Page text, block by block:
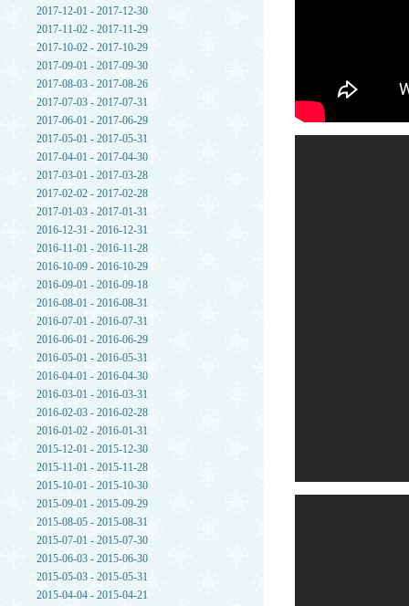
2017-12-01 - 2017-12-30
2017-11-02 - 2017-11-29
2017-10-02 - 2017-10-29
2017-09-01 - 2017-09-30
2017-08-03 - 2017-08-26
2017-07-03 - 2017-07-31
2017-06-01 - 2017-06-29
2017-05-01 - 2017-05-31
2017-04-01 - 2017-04-30
2017-03-01 - 2017-03-28
2017-02-02 - 2017-02-28
2017-01-03 - 2017-01-31
2016-12-31 - 2016-12-31
2016-11-01 - 2016-11-28
2016-10-09 - 2016-10-29
2016-09-01 - 2016-09-18
2016-08-01 - 2016-08-31
2016-07-01 - 2016-07-31
2016-06-01 - 2016-06-29
2016-05-01 - 2016-05-31
2016-04-01 - 2016-04-30
2016-03-01 - 2016-03-31
2016-02-03 - 2016-02-28
2016-01-02 - 2016-01-31
2015-12-01 - 2015-12-30
2015-11-01 - 2015-11-28
2015-10-01 - 2015-10-30
2015-09-01 - 2015-09-29
2015-08-05 - 2015-08-31
2015-07-01 - 2015-07-30
2015-06-03 - 2015-06-30
2015-05-03 - 2015-05-31
2015-04-04 - 2015-04-21